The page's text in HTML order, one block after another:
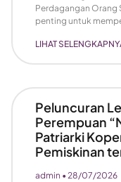
Perdagangan Orang
penting untuk
LIHAT
Peluncuran
Perempuan
Patriarki
Pemiskinan
admin
28/07/2026